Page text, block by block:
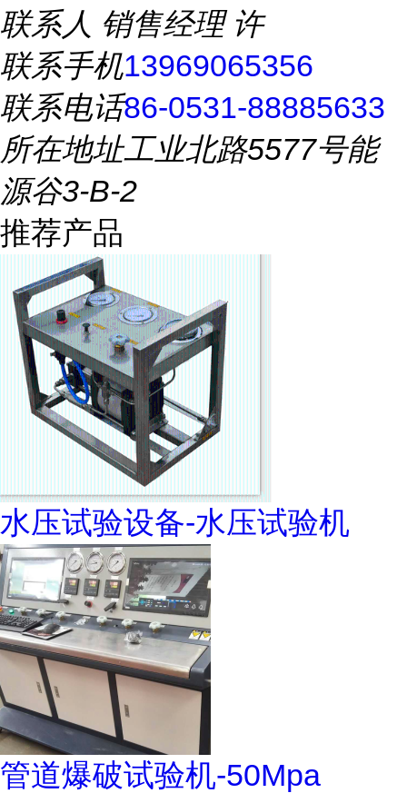
联系人 销售经理 许
联系手机13969065356
联系电话86-0531-88885633
所在地址工业北路5577号能
源谷3-B-2
推荐产品
水压试验设备-水压试验机
管道爆破试验机-50Mpa